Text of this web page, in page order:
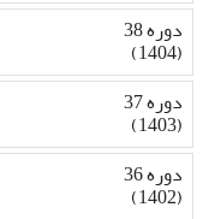
دوره 38
(1404)
دوره 37
(1403)
دوره 36
(1402)